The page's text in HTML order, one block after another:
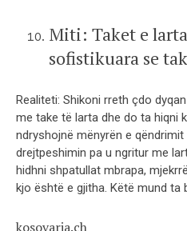
Miti: Taket e
sofistikuara se
Realiteti: Shikoni rreth çdo
me take të larta dhe do ta hiqni
ndryshojnë mënyrën e
drejtpeshimin pa u ngritur me
hidhni shpatullat mbrapa,
kjo është e gjitha. Këtë mund ta
kosovarja.ch